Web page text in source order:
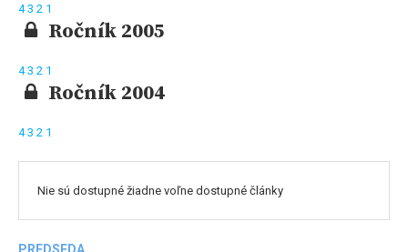
43 2 1
Ročník 2005
43 2 1
Ročník 2004
43 2 1
Nie sú dostupné žiadne voľne dostupné články
PREDSEDA